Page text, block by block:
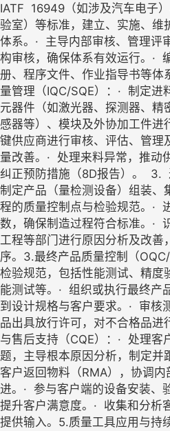
IATF 16949（如涉及汽车电子
验室）等标准，建立、实施、维
体系。· 主导内部审核、管理评
构审核，确保体系有效运行。·
册、程序文件、作业指导书等体
量管理（IQC/SQE）：· 制定进
元器件（如激光器、探测器、精
感器等）、模块及外协加工件进
键供应商进行审核、评估、管理
量改善。· 处理来料异常，推动
纠正预防措施（8D报告）。 3.
制定产品（量检测设备）组装、
程的质量控制点与检验规范。·
数，确保制造过程符合标准。·
工程等部门进行原因分析及改善
序。3.最终产品质量控制（
检验规范，包括性能测试、精度
能测试等。· 组织或执行最终产
到设计规格与客户要求。· 审核
品出具放行许可，对不合格品进
与售后支持（CQE）：· 处理客
题，主导根本原因分析，制定并
客户返回物料（RMA），协调
进。· 参与客户端的设备安装、
提升客户满意度。· 收集和分析
提供输入。5.质量工具应用与持